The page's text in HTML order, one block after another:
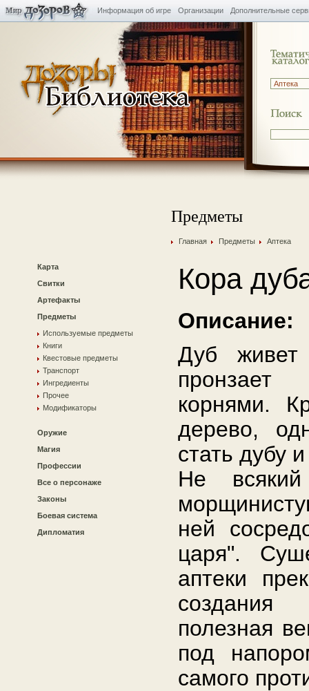
Информация об игре Организации Дополнительные
Карта
Свитки
Артефакты
Предметы
Используемые предметы
Книги
Квестовые предметы
Транспорт
Ингредиенты
Прочее
Модификаторы
Оружие
Магия
Профессии
Все о персонаже
Законы
Боевая система
Дипломатия
Предметы
Главная Предметы Аптека
Кора
Описание:
Дуб живет
корнями.
дерево,
стать дубу
Не
ней
царя".
аптеки
создания
полезная
под
самого